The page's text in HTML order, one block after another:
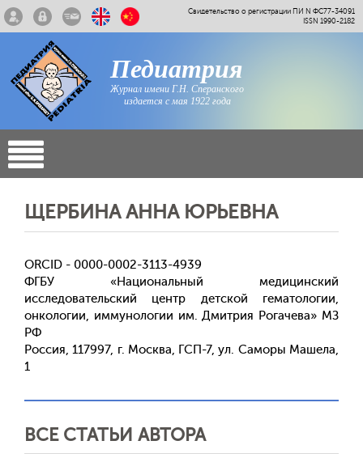
Свидетельство о регистрации ПИ N ФС77-34091
ISSN 1990-2182
Педиатрия
Журнал имени Г.Н. Сперанского
издается с мая 1922 года
ЩЕРБИНА АННА ЮРЬЕВНА
ORCID - 0000-0002-3113-4939
ФГБУ «Национальный медицинский
исследовательский центр детской гематологии,
онкологии, иммунологии им. Дмитрия Рогачева» МЗ
РФ
Россия, 117997, г. Москва, ГСП-7, ул. Саморы Машела,
1
ВСЕ СТАТЬИ АВТОРА